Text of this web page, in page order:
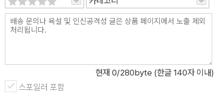
포의 병마로 인식되었다. 지금이야 간단한 외과 시술로 제거할 수
있는 종기가 당시에는 최고의 의료 혜택을 받았던 왕들을 사망으
경우 과경(過經)이라고 부르며 몹시 두려워했다. 세종 시기 형조
판서였던 김점(金漸)은 어전회의 석상에서 자식이 감기에 걸렸
현재 0/280byte (한글 140자 이내)
스포일러 포함